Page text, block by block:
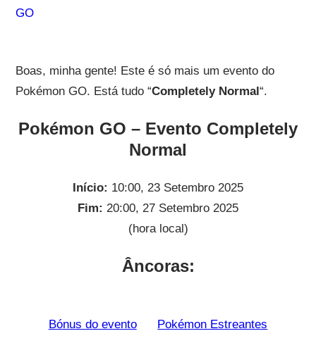
GO
Boas, minha gente! Este é só mais um evento do
Pokémon GO. Está tudo “Completely Normal“.
Pokémon GO – Evento Completely
Normal
Início: 10:00, 23 Setembro 2025
Fim: 20:00, 27 Setembro 2025
(hora local)
Âncoras:
Bónus do evento Pokémon Estreantes